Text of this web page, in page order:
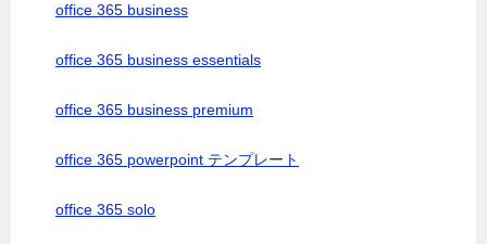
office 365 business
office 365 business essentials
office 365 business premium
office 365 powerpoint テンプレート
office 365 solo